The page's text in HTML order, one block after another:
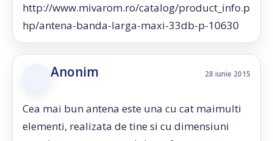
http://www.mivarom.ro/catalog/product_info.p
hp/antena-banda-larga-maxi-33db-p-10630
Anonim 28 iunie 2015
Cea mai bun antena este una cu cat maimulti
elementi, realizata de tine si cu dimensiuni